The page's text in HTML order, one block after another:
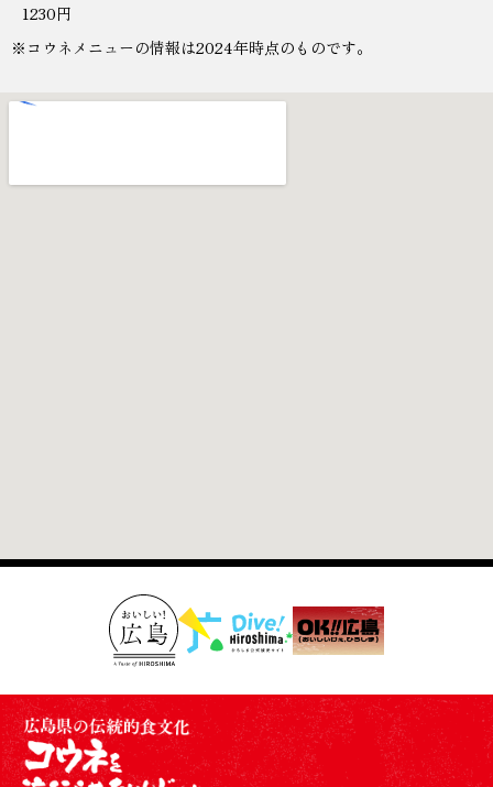
1230円
※コウネメニューの情報は2024年時点のものです。